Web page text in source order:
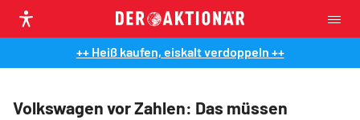
++ Heiß kaufen, eiskalt verdoppeln ++
Volkswagen vor Zahlen: Das müssen